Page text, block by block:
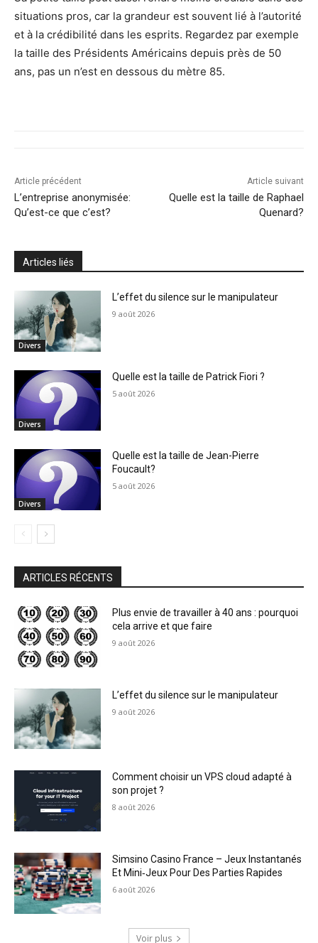
situations pros, car la grandeur est souvent lié à l’autorité
et à la crédibilité dans les esprits. Regardez par exemple
la taille des Présidents Américains depuis près de 50
ans, pas un n’est en dessous du mètre 85.
Article précédent
L’entreprise anonymisée:
Qu’est-ce que c’est?
Article suivant
Quelle est la taille de Raphael
Quenard?
Articles liés
Divers
L’effet du silence sur le manipulateur
9 août 2026
Divers
Quelle est la taille de Patrick Fiori ?
5 août 2026
Divers
Quelle est la taille de Jean-Pierre
Foucault?
5 août 2026
ARTICLES RÉCENTS
Plus envie de travailler à 40 ans : pourquoi
cela arrive et que faire
9 août 2026
L’effet du silence sur le manipulateur
9 août 2026
Comment choisir un VPS cloud adapté à
son projet ?
8 août 2026
Simsino Casino France – Jeux Instantanés
Et Mini‑Jeux Pour Des Parties Rapides
6 août 2026
Voir plus